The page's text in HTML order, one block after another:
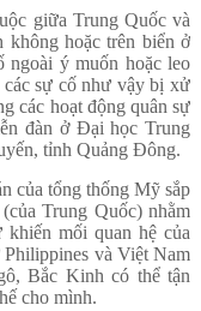
giữa Trung Quốc và
không hoặc trên biển ở
ngoài ý muốn hoặc leo
các sự cố như vậy bị xử
các hoạt động quân sự
đàn ở Đại học Trung
tỉnh Quảng Đông.
của tổng thống Mỹ sắp
Trung Quốc) nhằm
mối quan hệ của
và Việt Nam
Bắc Kinh có thể tận
cho mình.